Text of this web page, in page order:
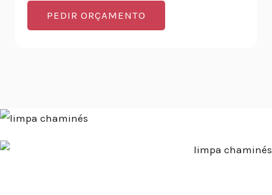
PEDIR ORÇAMENTO